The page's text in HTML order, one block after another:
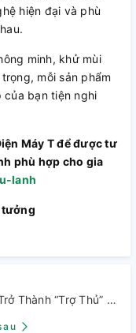
hiện đại và phù
minh, khử mùi
mỗi sản phẩm
bạn tiện nghi
Máy T để được tư
phù hợp cho gia
lanh
tưởng
Vì Sao Tủ Lạnh Công Nghệ Mới Đang Trở Thành “Trợ Thủ” Của Mọi Căn Bếp?